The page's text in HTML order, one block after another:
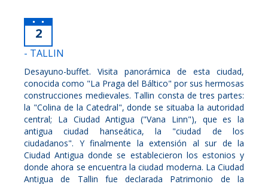
2
- TALLIN
Desayuno-buffet. Visita panorámica de esta ciudad,
conocida como "La Praga del Báltico" por sus hermosas
construcciones medievales. Tallin consta de tres partes:
la "Colina de la Catedral", donde se situaba la autoridad
central; La Ciudad Antigua ("Vana Linn"), que es la
antigua ciudad hanseática, la "ciudad de los
ciudadanos". Y finalmente la extensión al sur de la
Ciudad Antigua donde se establecieron los estonios y
donde ahora se encuentra la ciudad moderna. La Ciudad
Antigua de Tallin fue declarada Patrimonio de la